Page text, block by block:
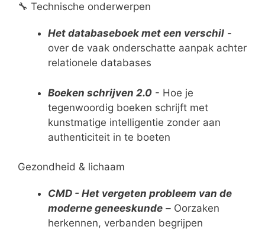
🔧 Technische onderwerpen
Het databaseboek met een verschil -
over de vaak onderschatte aanpak achter
relationele databases
Boeken schrijven 2.0 - Hoe je
tegenwoordig boeken schrijft met
kunstmatige intelligentie zonder aan
authenticiteit in te boeten
Gezondheid & lichaam
CMD - Het vergeten probleem van de
moderne geneeskunde – Oorzaken
herkennen, verbanden begrijpen